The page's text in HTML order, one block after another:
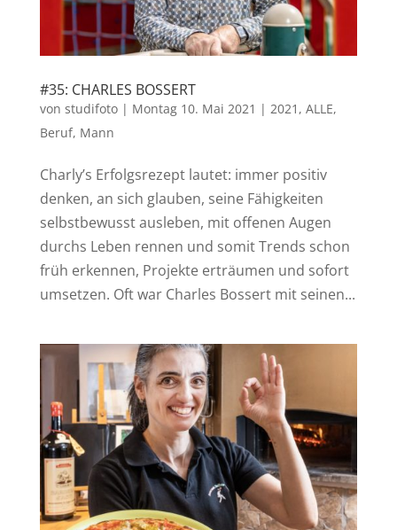
#35: CHARLES BOSSERT
von studifoto| Montag 10. Mai 2021 | 2021 , ALLE,
Beruf, Mann
Charly’s Erfolgsrezept lautet: immer positiv
denken, an sich glauben, seine Fähigkeiten
selbstbewusst ausleben, mit offenen Augen
durchs Leben rennen und somit Trends schon
früh erkennen, Projekte erträumen und sofort
umsetzen. Oft war Charles Bossert mit seinen...